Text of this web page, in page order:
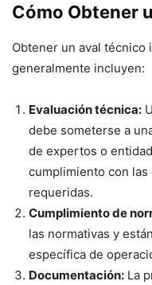
Cómo Obtener
Obtener un aval técnico
generalmente incluyen:
Evaluación técnica:
debe someterse a
de expertos o
cumplimiento con
requeridas.
Cumplimiento de
las normativas y
específica de
Documentación: La